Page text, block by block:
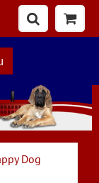
Dog